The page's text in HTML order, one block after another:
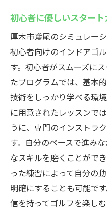
初心者に優しいスタート
厚木市鳶尾のシミュレーシ
初心者向けのインドアゴ
す。初心者がスムーズに
たプログラムでは、基本
技術をしっかり学べる環
に用意されたレッスンで
うに、専門のインストラ
す。自分のペースで進み
なスキルを磨くことがで
った練習によって自分の
明確にすることも可能で
信を持ってゴルフを楽しむ